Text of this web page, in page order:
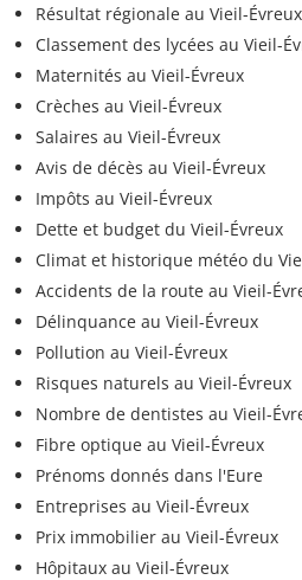
Résultat régionale au Vieil-Évreux
Classement des lycées au Vieil-
Maternités au Vieil-Évreux
Crèches au Vieil-Évreux
Salaires au Vieil-Évreux
Avis de décès au Vieil-Évreux
Impôts au Vieil-Évreux
Dette et budget du Vieil-Évreux
Climat et historique météo du
Accidents de la route au Vieil-
Délinquance au Vieil-Évreux
Pollution au Vieil-Évreux
Risques naturels au Vieil-Évreux
Nombre de dentistes au Vieil-
Fibre optique au Vieil-Évreux
Prénoms donnés dans l'Eure
Entreprises au Vieil-Évreux
Prix immobilier au Vieil-Évreux
Hôpitaux au Vieil-Évreux